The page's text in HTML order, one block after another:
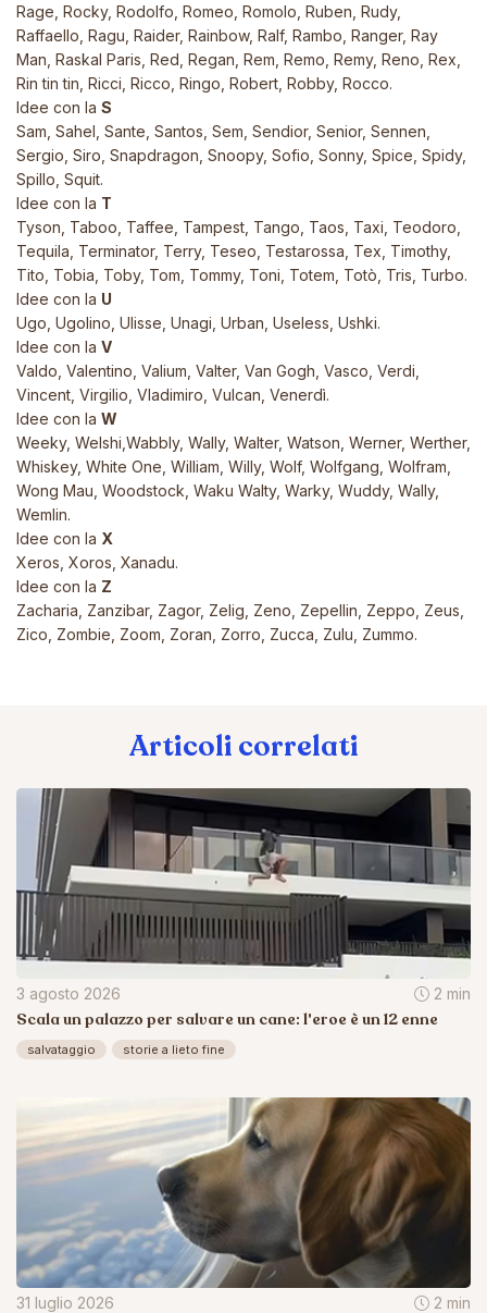
Rage, Rocky, Rodolfo, Romeo, Romolo, Ruben, Rudy,
Raffaello, Ragu, Raider, Rainbow, Ralf, Rambo, Ranger, Ray
Man, Raskal Paris, Red, Regan, Rem, Remo, Remy, Reno, Rex,
Rin tin tin, Ricci, Ricco, Ringo, Robert, Robby, Rocco.
Idee con la S
Sam, Sahel, Sante, Santos, Sem, Sendior, Senior, Sennen,
Sergio, Siro, Snapdragon, Snoopy, Sofio, Sonny, Spice, Spidy,
Spillo, Squit.
Idee con la T
Tyson, Taboo, Taffee, Tampest, Tango, Taos, Taxi, Teodoro,
Tequila, Terminator, Terry, Teseo, Testarossa, Tex, Timothy,
Tito, Tobia, Toby, Tom, Tommy, Toni, Totem, Totò, Tris, Turbo.
Idee con la U
Ugo, Ugolino, Ulisse, Unagi, Urban, Useless, Ushki.
Idee con la V
Valdo, Valentino, Valium, Valter, Van Gogh, Vasco, Verdi,
Vincent, Virgilio, Vladimiro, Vulcan, Venerdì.
Idee con la W
Weeky, Welshi,Wabbly, Wally, Walter, Watson, Werner, Werther,
Whiskey, White One, William, Willy, Wolf, Wolfgang, Wolfram,
Wong Mau, Woodstock, Waku Walty, Warky, Wuddy, Wally,
Wemlin.
Idee con la X
Xeros, Xoros, Xanadu.
Idee con la Z
Zacharia, Zanzibar, Zagor, Zelig, Zeno, Zepellin, Zeppo, Zeus,
Zico, Zombie, Zoom, Zoran, Zorro, Zucca, Zulu, Zummo.
Articoli correlati
3 agosto 2026 2 min
Scala un palazzo per salvare un cane: l'eroe è un 12 enne
salvataggio storie a lieto fine
31 luglio 2026 2 min